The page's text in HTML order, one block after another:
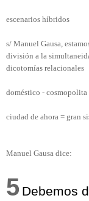
escenarios híbridos
s/ Manuel Gausa,
división a la
dicotomías relacionales
doméstico -
ciudad de ahora = gran
Manuel Gausa dice:
5 Debemos